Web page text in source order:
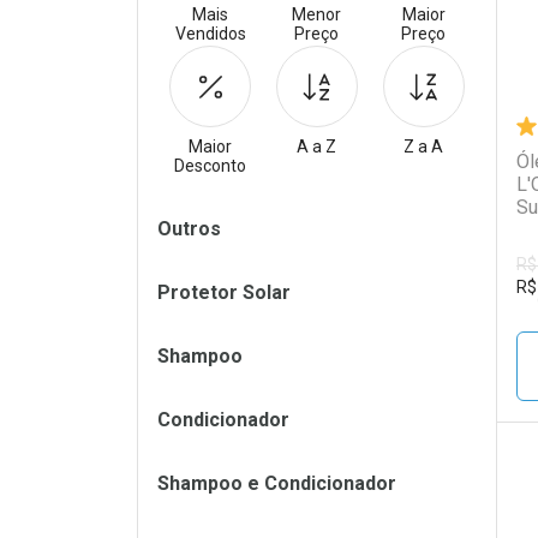
R$
Mais
Vendidos
Menor
Preço
Maior
Preço
Maior
Desconto
A a Z Z a A
Filtros
Outros
Protetor Solar
Shampoo
Condicionador
Shampoo e Condicionador